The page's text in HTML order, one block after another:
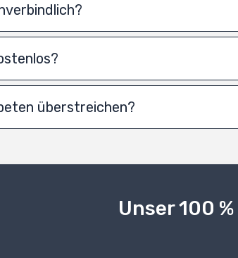
überstreichen?
Unser 100